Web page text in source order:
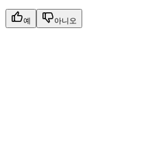
예 아니오